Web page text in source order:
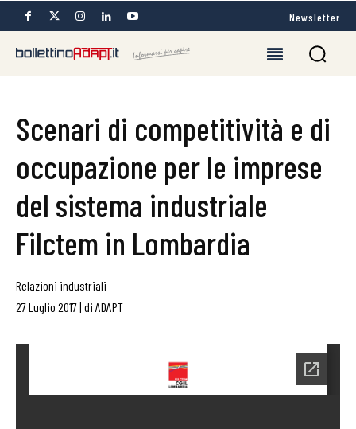
Newsletter
Scenari di competitività e di
occupazione per le imprese
del sistema industriale
Filctem in Lombardia
Relazioni industriali
27 Luglio 2017| di ADAPT